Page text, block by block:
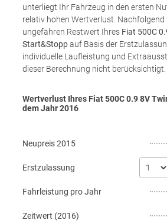
unterliegt Ihr Fahrzeug in den ersten
relativ hohen Wertverlust. Nachfolgend
ungefähren Restwert Ihres Fiat 500C
Start&Stoppauf Basis der
individuelle Laufleistung und
dieser Berechnung nicht berücksichtigt.
Wertverlust Ihres Fiat 500C 0.9 8V
dem Jahr2016
Neupreis2015
Erstzulassung
Fahrleistung pro Jahr
Zeitwert (2016)